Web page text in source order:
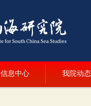
信息中心 我院动态